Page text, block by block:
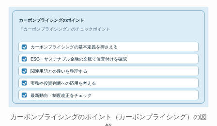
カーボンプライシングのポイント
『カーボンプライシング』のチェックポイント
カーボンプライシングの基本定義を押さえる
ESG・サステナブル金融の文脈で位置付けを確認
関連用語との違いを整理する
実務や投資判断への応用を考える
最新動向・制度改正をチェック
カーボンプライシングのポイント（カーボンプライシング）の図